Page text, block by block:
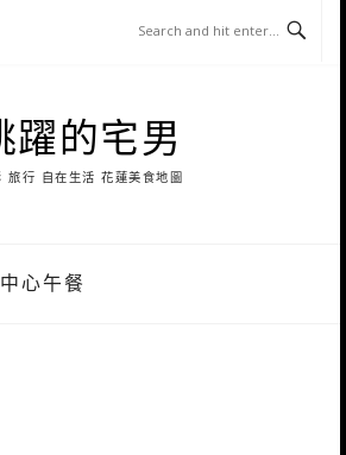
躍的宅男
旅行 自在生活 花蓮美食地圖
心午餐